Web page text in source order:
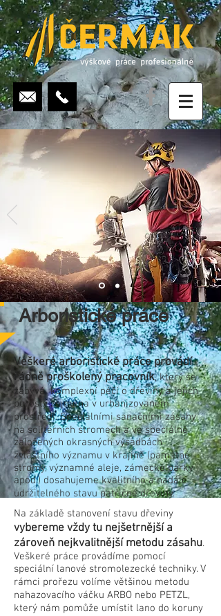
Arboristické práce
Veškeré arboristické práce provádí
řádně proškolený pracovník, který se
zabývá komplexní péčí o dřeviny a jejich
porosty zejména v urbanizovaném
prostředí. Speciálními sanačními zásahy
na solitérních stromech a ve speciálně
založených okrasných výsadbách
zvláštního významu v krajině (památné
stromy, významné aleje, zámecké parky
apod.) dosahujeme kvalitního a nadále
udržitelného stavu patřičné dřeviny.
Na základě stanovení stavu dřeviny
vybereme vždy tu nejšetrnější a
zároveň nejkvalitnější metodu zásahu.
Veškeré práce provádíme pomocí
speciální lanové stromolezecké techniky. V
rámci prořezu volíme většinou metodu
nahazovacího váčku ARBO nebo PETZL,
který nám pomůže umístit lano do koruny